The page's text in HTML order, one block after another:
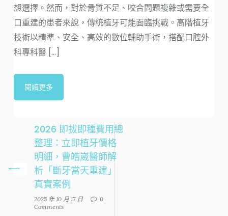
想選擇。然而，對於骨質不足、咬合問題複雜或需要全
口重建的患者來說，傳統植牙可能面臨挑戰。高階植牙
技術以精準、安全、高效的數位輔助手術，搭配口腔外
科專科醫 [...]
閱讀更多
2026 即拔即種費用總
整理：立即植牙價格
明細，曹皓崴醫師解
析「斷牙當天重建」
真實案例
2025 年 10 月 17 日
0
Comments